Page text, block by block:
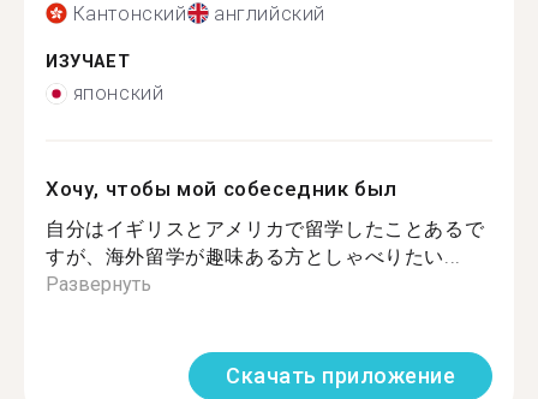
Кантонский английский
ИЗУЧАЕТ
японский
Хочу, чтобы мой собеседник был
自分はイギリスとアメリカで留学したことあるで
すが、海外留学が趣味ある方としゃべりたい...
Развернуть
Скачать приложение